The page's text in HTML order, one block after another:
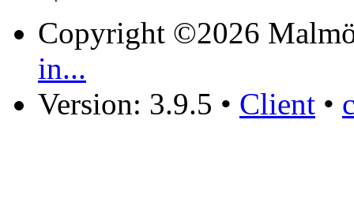
Copyright ©2026
in...
Version: 3.9.5 • Client •